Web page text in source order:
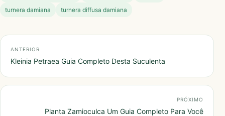
turnera damiana
turnera diffusa damiana
Navegação de Post
ANTERIOR
Kleinia Petraea Guia Completo Desta Suculenta
PRÓXIMO
Planta Zamioculca Um Guia Completo Para Você